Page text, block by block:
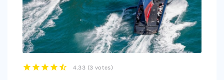
4.33 (3 votes)